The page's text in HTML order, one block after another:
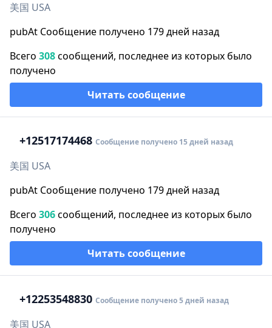
美国 USA
pubAt Сообщение получено 179 дней назад
Всего 308сообщений, последнее из которых было
получено
Читать сообщение
+12517174468 Сообщение получено 15 дней назад
美国 USA
pubAt Сообщение получено 179 дней назад
Всего 306сообщений, последнее из которых было
получено
Читать сообщение
+12253548830 Сообщение получено 5 дней назад
美国 USA